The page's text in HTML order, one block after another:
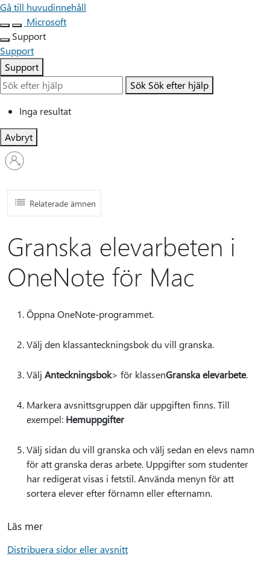
Gå till huvudinnehåll
Microsoft
Support
Support
Support
Sök Sök efter hjälp
Inga resultat
Avbryt
Logga
in
ditt
konto Relaterade ämnen
Granska elevarbeten i
OneNote för Mac
Öppna OneNote-programmet.
Välj den klassanteckningsbok du vill granska.
Välj Anteckningsbok> för klassenGranska elevarbete.
Markera avsnittsgruppen där uppgiften finns. Till
exempel: Hemuppgifter
Välj sidan du vill granska och välj sedan en elevs namn
för att granska deras arbete. Uppgifter som studenter
har redigerat visas i fetstil. Använda menyn för att
sortera elever efter förnamn eller efternamn.
Läs mer
Distribuera sidor eller avsnitt